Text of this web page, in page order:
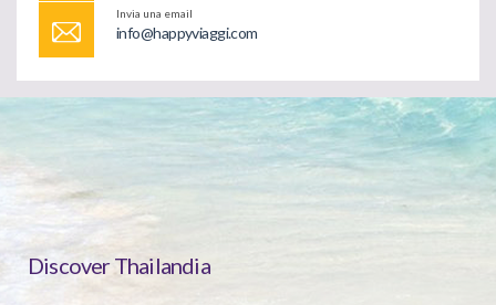
Invia una email
info@happyviaggi.com
Discover Thailandia